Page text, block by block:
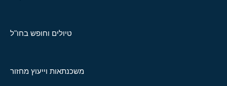
טיולים וחופש בחו"ל
משכנתאות וייעוץ מחזור